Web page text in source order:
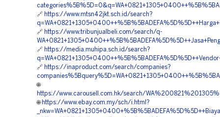
🔗 https://www.mtsn42jkt.sch.id/search?
🔗 https://www.tribunjualbeli.com/search/q-
🔗 https://media.muhipa.sch.id/search?
🔗 https://inaproduct.com/search/companies?
🌐
https://www.carousell.com.hk/search/
🌐 https://www.ebay.com.my/sch/i.html?